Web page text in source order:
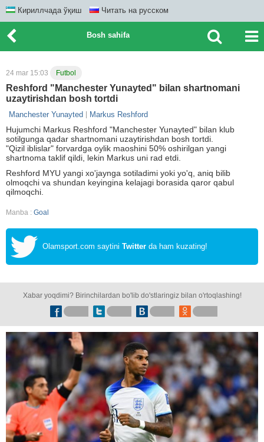
Кириллчада ўқиш Читать на русском
Bosh sahifa
24 mar 15:03 Futbol
Reshford "Manchester Yunayted" bilan shartnomani
uzaytirishdan bosh tortdi
Manchester Yunayted Markus Reshford
Hujumchi Markus Reshford "Manchester Yunayted" bilan klub
sotilgunga qadar shartnomani uzaytirishdan bosh tortdi.
"Qizil iblislar" forvardga oylik maoshini 50% oshirilgan yangi
shartnoma taklif qildi, lekin Markus uni rad etdi.
Reshford MYU yangi xo'jaynga sotiladimi yoki yo'q, aniq bilib
olmoqchi va shundan keyingina kelajagi borasida qaror qabul
qilmoqchi.
Manba : Goal
Olamsport.com saytini Twitter da ham kuzating!
Xabar yoqdimi? Birinchilardan bo'lib do'stlaringiz bilan o'rtoqlashing!